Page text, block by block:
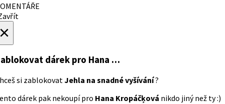
dárek pro Hana …
si zablokovatJehla na snadné vyšívání?
dárek pak nekoupí pro Hana Kropáčķová nikdo jiný než ty :)